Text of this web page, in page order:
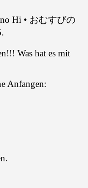
Hi • おむすびの
Was hat es mit
Anfangen: